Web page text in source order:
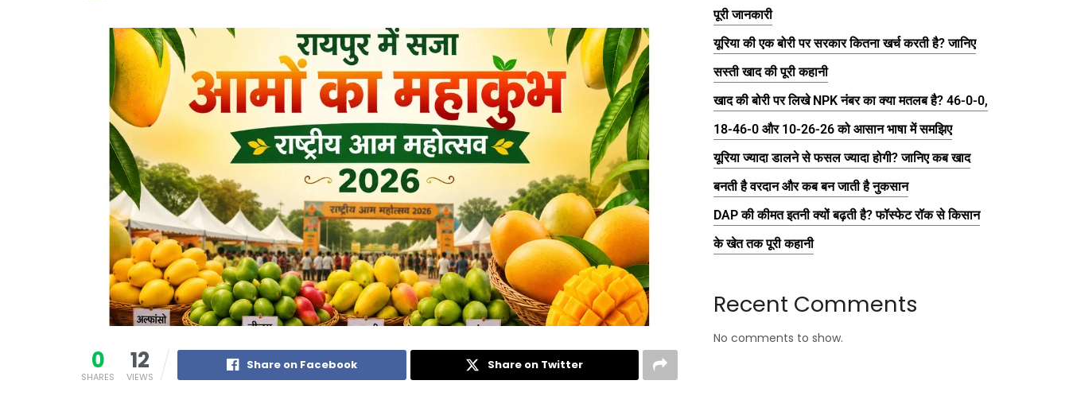
0
SHARES
12
VIEWS
Share on Facebook Share on Twitter
पूरी जानकारी
यूरिया की एक बोरी पर सरकार कितना खर्च करती है? जानिए
सस्ती खाद की पूरी कहानी
खाद की बोरी पर लिखे NPK नंबर का क्या मतलब है? 46-0-0,
18-46-0 और 10-26-26 को आसान भाषा में समझिए
यूरिया ज्यादा डालने से फसल ज्यादा होगी? जानिए कब खाद
बनती है वरदान और कब बन जाती है नुकसान
DAP की कीमत इतनी क्यों बढ़ती है? फॉस्फेट रॉक से किसान
के खेत तक पूरी कहानी
Recent Comments
No comments to show.